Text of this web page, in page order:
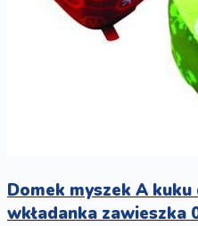
Domek myszek A
wkładanka zawieszka